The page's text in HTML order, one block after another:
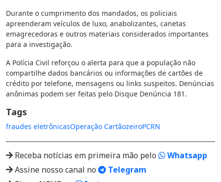
Durante o cumprimento dos mandados, os policiais
apreenderam veículos de luxo, anabolizantes, canetas
emagrecedoras e outros materiais considerados importantes
para a investigação.
A Polícia Civil reforçou o alerta para que a população não
compartilhe dados bancários ou informações de cartões de
crédito por telefone, mensagens ou links suspeitos. Denúncias
anônimas podem ser feitas pelo Disque Denúncia 181.
Tags
fraudes eletrônicasOperação CartãozeiroPCRN
Receba notícias em primeira mão pelo
Whatsapp
Assine nosso canal no
Telegram